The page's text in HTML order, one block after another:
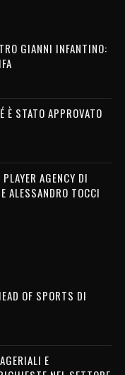
GIANNI INFANTINO:
È STATO APPROVATO
AGENCY DI
ALESSANDRO TOCCI
OF SPORTS DI
E